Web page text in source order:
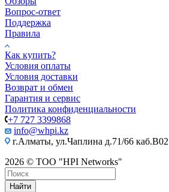
Вопрос-ответ
Поддержка
Правила
Как купить?
Условия оплаты
Условия доставки
Возврат и обмен
Гарантия и сервис
Политика конфиденциальности
+7 727 3399868
info@whpi.kz
г.Алматы, ул.Чаплина д.71/66 каб.B02
2026 © ТОО "HPI Networks"
Найти